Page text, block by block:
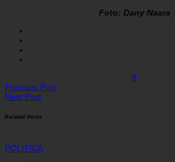
Foto: Dany Naara
0
Previous Post
Next Post
Related Posts
POLÍTICA